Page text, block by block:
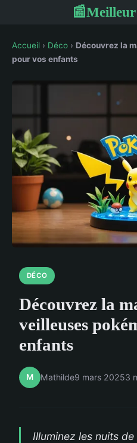
📰
Accueil › Déco › Découvrez la
pour vos enfants
DÉCO
Découvrez la
veilleuses
enfants
M Mathilde9 mars 20253
Illuminez les nuits